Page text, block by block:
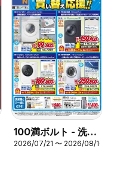
100満ボルト - 洗濯
機 買い替え応
2026/07/21 〜 2026/08/16